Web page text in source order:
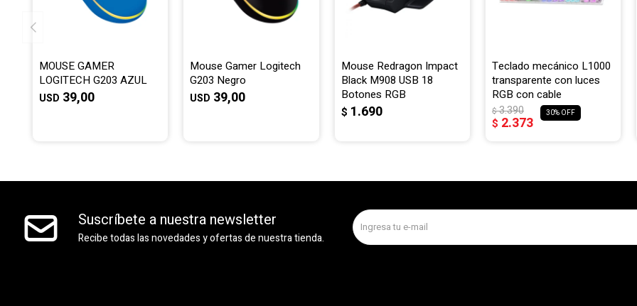
MOUSE GAMER
LOGITECH G203 AZUL
USD 39,00
Mouse Gamer Logitech
G203 Negro
USD 39,00
Mouse Redragon Impact
Black M908 USB 18
Botones RGB
$ 1.690
Teclado mecánico L1000
transparente con luces
RGB con cable
$ 2.373
$3.390 30
Suscríbete a nuestra newsletter
Recibe todas las novedades y ofertas de nuestra tienda.